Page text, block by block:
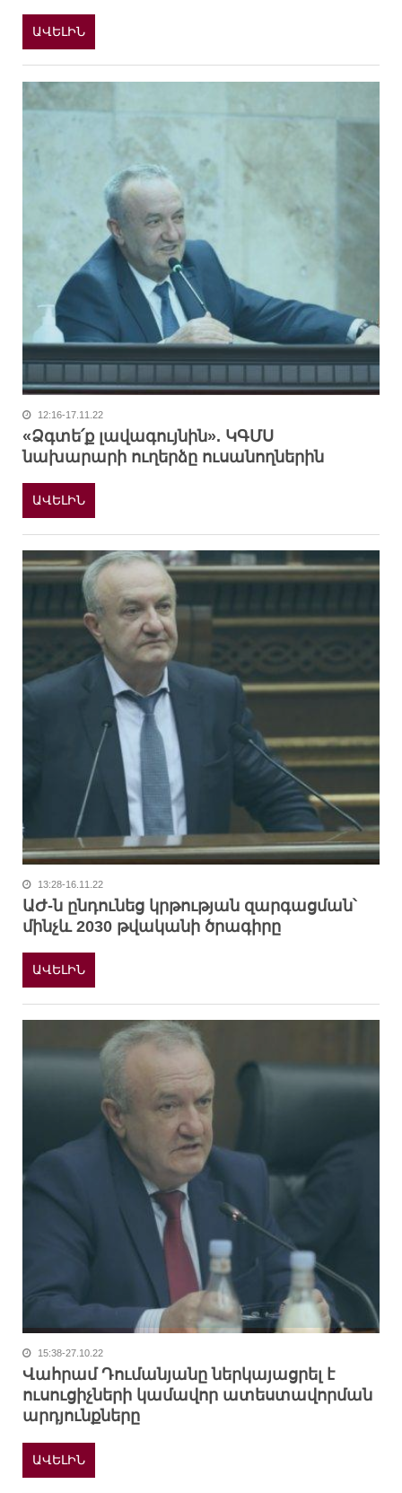
ԱՎԵԼԻՆ
12:16-17.11.22
«Ձգտե՛ք լավագույնին». ԿԳՄՍ
նախարարի ուղերձը ուսանողներին
ԱՎԵԼԻՆ
13:28-16.11.22
ԱԺ-ն ընդունեց կրթության զարգացման՝
մինչև 2030 թվականի ծրագիրը
ԱՎԵԼԻՆ
15:38-27.10.22
Վահրամ Դումանյանը ներկայացրել է
ուսուցիչների կամավոր ատեստավորման
արդյունքները
ԱՎԵԼԻՆ